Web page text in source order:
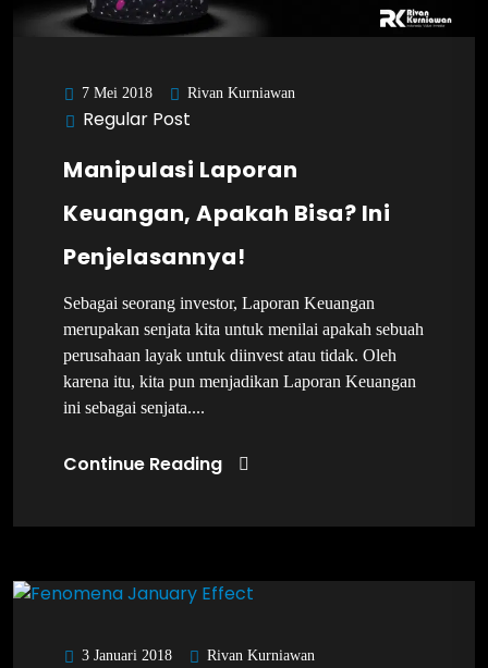
7 Mei 2018 Rivan Kurniawan
Regular Post
Manipulasi Laporan
Keuangan, Apakah Bisa? Ini
Penjelasannya!
Sebagai seorang investor, Laporan Keuangan
merupakan senjata kita untuk menilai apakah sebuah
perusahaan layak untuk diinvest atau tidak. Oleh
karena itu, kita pun menjadikan Laporan Keuangan
ini sebagai senjata....
Continue Reading
3 Januari 2018 Rivan Kurniawan